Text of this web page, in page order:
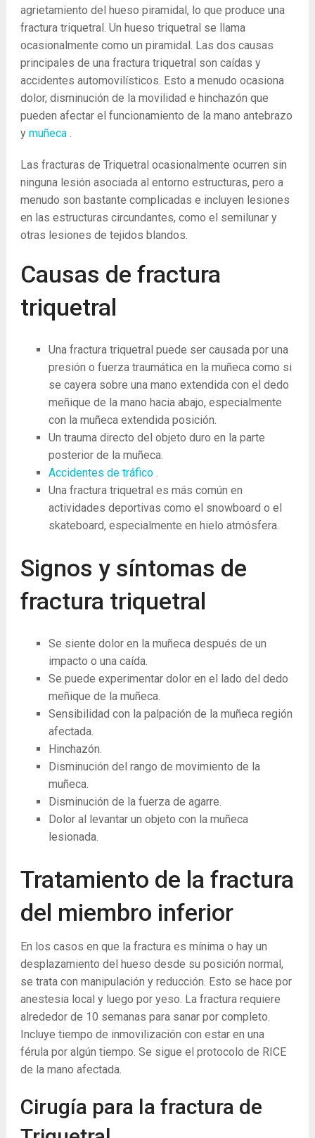
agrietamiento del hueso piramidal, lo que produce una
fractura triquetral. Un hueso triquetral se llama
ocasionalmente como un piramidal. Las dos causas
principales de una fractura triquetral son caídas y
accidentes automovilísticos. Esto a menudo ocasiona
dolor, disminución de la movilidad e hinchazón que
pueden afectar el funcionamiento de la mano antebrazo
y muñeca .
Las fracturas de Triquetral ocasionalmente ocurren sin
ninguna lesión asociada al entorno estructuras, pero a
menudo son bastante complicadas e incluyen lesiones
en las estructuras circundantes, como el semilunar y
otras lesiones de tejidos blandos.
Causas de fractura
triquetral
Una fractura triquetral puede ser causada por una
presión o fuerza traumática en la muñeca como si
se cayera sobre una mano extendida con el dedo
meñique de la mano hacia abajo, especialmente
con la muñeca extendida posición.
Un trauma directo del objeto duro en la parte
posterior de la muñeca.
Accidentes de tráfico .
Una fractura triquetral es más común en
actividades deportivas como el snowboard o el
skateboard, especialmente en hielo atmósfera.
Signos y síntomas de
fractura triquetral
Se siente dolor en la muñeca después de un
impacto o una caída.
Se puede experimentar dolor en el lado del dedo
meñique de la muñeca.
Sensibilidad con la palpación de la muñeca región
afectada.
Hinchazón.
Disminución del rango de movimiento de la
muñeca.
Disminución de la fuerza de agarre.
Dolor al levantar un objeto con la muñeca
lesionada.
Tratamiento de la fractura
del miembro inferior
En los casos en que la fractura es mínima o hay un
desplazamiento del hueso desde su posición normal,
se trata con manipulación y reducción. Esto se hace por
anestesia local y luego por yeso. La fractura requiere
alrededor de 10 semanas para sanar por completo.
Incluye tiempo de inmovilización con estar en una
férula por algún tiempo. Se sigue el protocolo de RICE
de la mano afectada.
Cirugía para la fractura de